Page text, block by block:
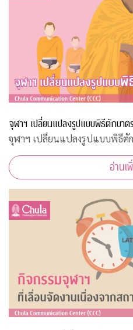
จุฬาฯ เปลี่ยนแปลงรูปแบบพิธีตักบาต
จุฬาฯ เปลี่ยนแปลงรูปแบบพิธีตั
อ่านเ